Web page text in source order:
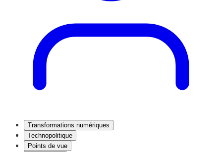
Transformations numériques
Technopolitique
Points de vue